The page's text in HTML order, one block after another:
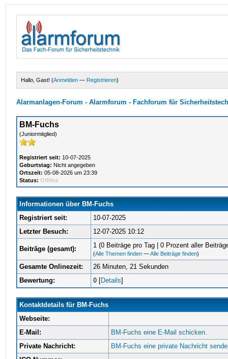
Hallo, Gast! (Anmelden — Registrieren)
Alarmanlagen-Forum - Alarmforum - Fachforum für
BM-Fuchs
(Juniormitglied)
Registriert seit: 10-07-2025
Geburtstag: Nicht angegeben
Ortszeit: 05-08-2026 um 23:39
Status: Offline
Informationen über BM-Fuchs
Registriert seit:
10-07-2025
Letzter Besuch:
12-07-2025 10:12
Beiträge (gesamt): 1 (0 Beiträge pro Tag | 0 Prozent aller
(Alle Themen finden —Alle Beiträge finden)
Gesamte Onlinezeit:
26 Minuten, 21 Sekunden
Bewertung:
0 [Details]
Kontaktdetails für BM-Fuchs
Webseite:
E-Mail:
BM-Fuchs eine E-Mail schicken.
Private Nachricht:
BM-Fuchs eine private Nachricht